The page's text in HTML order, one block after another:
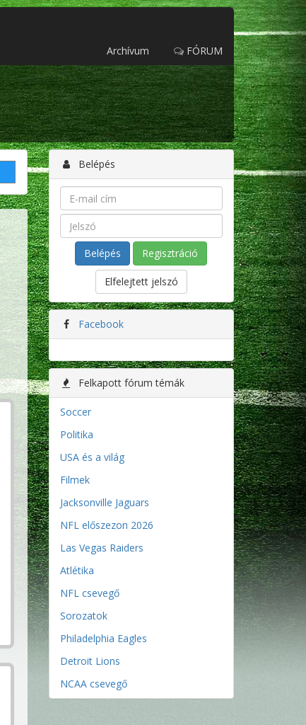
Archívum FÓRUM
Belépés
Regisztráció
Elfelejtett jelszó
Facebook
Felkapott fórum témák
Soccer
Politika
USA és a világ
Filmek
Jacksonville Jaguars
NFL előszezon 2026
Las Vegas Raiders
Atlétika
NFL csevegő
Sorozatok
Philadelphia Eagles
Detroit Lions
NCAA csevegő